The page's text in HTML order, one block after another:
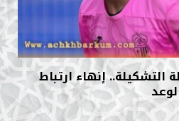
التشكيلة.. إنهاء ارتباط